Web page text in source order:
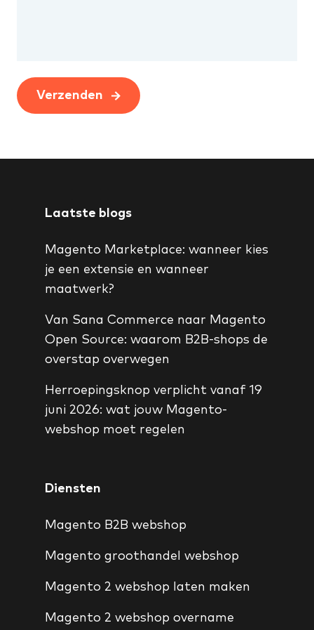
Verzenden
Laatste blogs
Magento Marketplace: wanneer kies
je een extensie en wanneer
maatwerk?
Van Sana Commerce naar Magento
Open Source: waarom B2B-shops de
overstap overwegen
Herroepingsknop verplicht vanaf 19
juni 2026: wat jouw Magento-
webshop moet regelen
Diensten
Magento B2B webshop
Magento groothandel webshop
Magento 2 webshop laten maken
Magento 2 webshop overname